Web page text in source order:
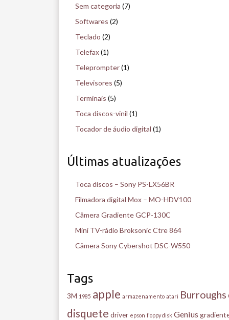
Sem categoria (7)
Softwares (2)
Teclado (2)
Telefax(1)
Teleprompter(1)
Televisores (5)
Terminais (5)
Toca discos-vinil (1)
Tocador de áudio digital (1)
Últimas atualizações
Toca discos – Sony PS-LX56BR
Filmadora digital Mox – MO-HDV100
Câmera Gradiente GCP-130C
Mini TV-rádio Broksonic Ctre 864
Câmera Sony Cybershot DSC-W550
Tags
3M 1985 apple armazenamento atari Burroughs
disquete driver epson floppy disk Genius